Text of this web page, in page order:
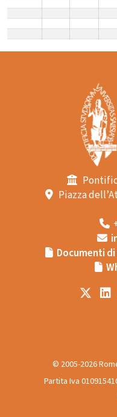
Piazza
Documenti
© 2005-2026
Partita Iva